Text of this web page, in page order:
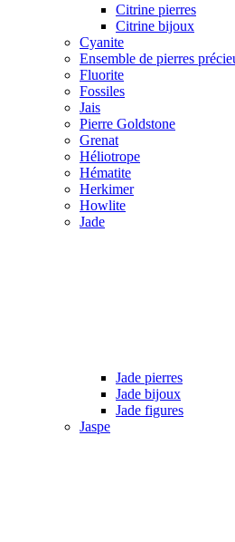
Citrine pierres
Citrine bijoux
Cyanite
Ensemble de pierres
Fluorite
Fossiles
Jais
Pierre Goldstone
Grenat
Héliotrope
Hématite
Herkimer
Howlite
Jade
Jade pierres
Jade bijoux
Jade figures
Jaspe